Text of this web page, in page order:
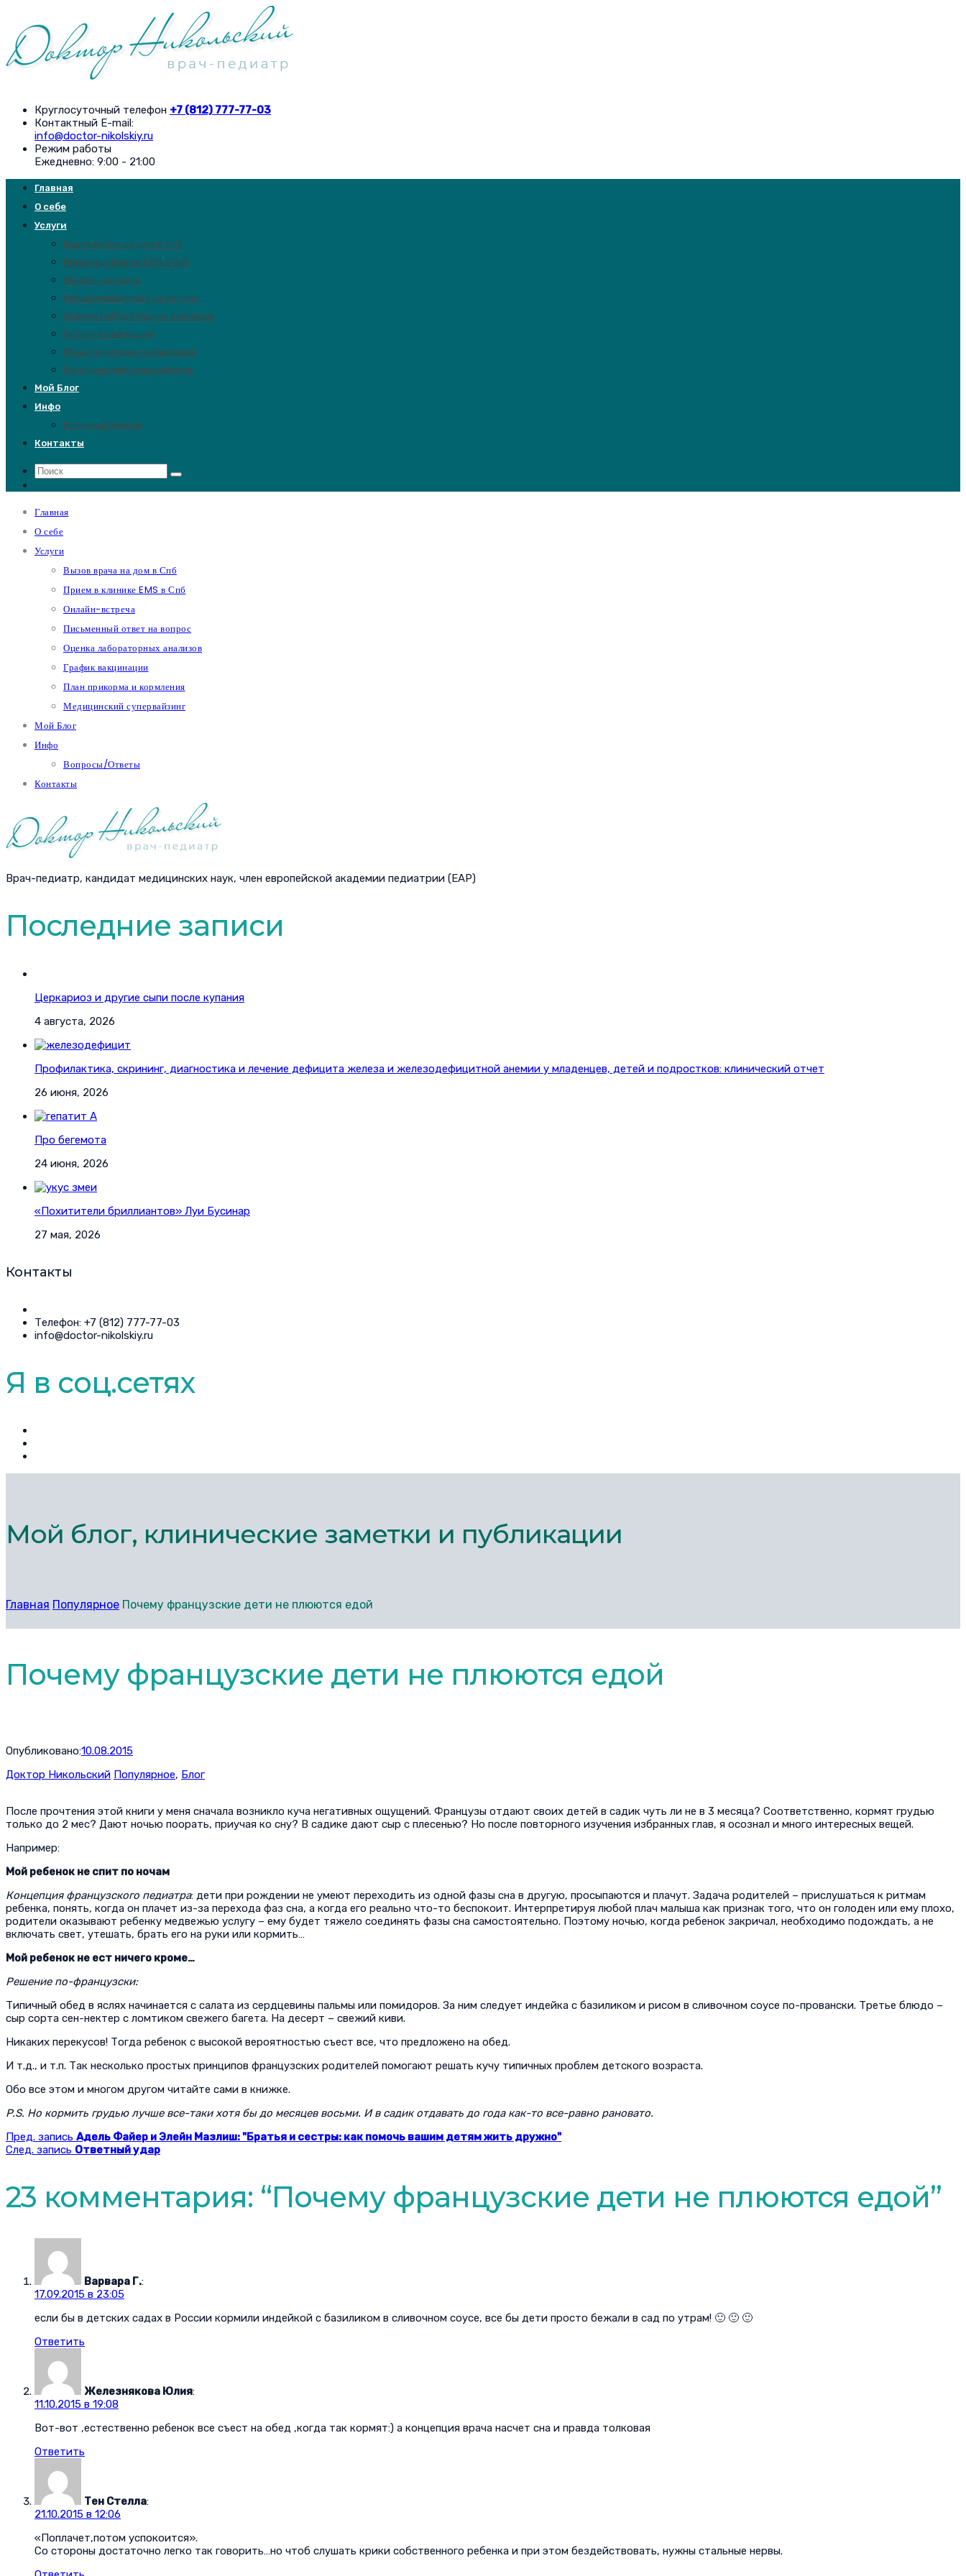
Круглосуточный телефон +7 (812) 777-77-03
Контактный E-mail:
info@doctor-nikolskiy.ru
Режим работы
Ежедневно: 9:00 - 21:00
Главная
О себе
Услуги
Вызов врача на дом в Спб
Прием в клинике EMS в Спб
Онлайн-встреча
Письменный ответ на вопрос
Оценка лабораторных анализов
График вакцинации
План прикорма и кормления
Медицинский супервайзинг
Мой Блог
Инфо
Вопросы/Ответы
Контакты
Главная
О себе
Услуги
Вызов врача на дом в Спб
Прием в клинике EMS в Спб
Онлайн-встреча
Письменный ответ на вопрос
Оценка лабораторных анализов
График вакцинации
План прикорма и кормления
Медицинский супервайзинг
Мой Блог
Инфо
Вопросы/Ответы
Контакты
Врач-педиатр, кандидат медицинских наук, член европейской академии педиатрии (EAP)
Последние записи
Церкариоз и другие сыпи после купания
4 августа, 2026
Профилактика, скрининг, диагностика и лечение дефицита железа и железодефицитной анемии у младенцев, детей и подростков: клинический отчет
26 июня, 2026
Про бегемота
24 июня, 2026
«Похитители бриллиантов» Луи Бусинар
27 мая, 2026
Контакты
Телефон: +7 (812) 777-77-03
info@doctor-nikolskiy.ru
Я в соц.сетях
Мой блог, клинические заметки и публикации
Главная Популярное Почему французские дети не плюются едой
Почему французские дети не плюются едой
Опубликовано:10.08.2015
Доктор Никольский Популярное, Блог
После прочтения этой книги у меня сначала возникло куча негативных ощущений. Французы отдают своих детей в садик чуть ли не в 3 месяца? Соответственно, кормят грудью
только до 2 мес? Дают ночью поорать, приучая ко сну? В садике дают сыр с плесенью? Но после повторного изучения избранных глав, я осознал и много интересных вещей.
Например:
Мой ребенок не спит по ночам
Концепция французского педиатра: дети при рождении не умеют переходить из одной фазы сна в другую, просыпаются и плачут. Задача родителей – прислушаться к ритмам
ребенка, понять, когда он плачет из-за перехода фаз сна, а когда его реально что-то беспокоит. Интерпретируя любой плач малыша как признак того, что он голоден или ему плохо,
родители оказывают ребенку медвежью услугу – ему будет тяжело соединять фазы сна самостоятельно. Поэтому ночью, когда ребенок закричал, необходимо подождать, а не
включать свет, утешать, брать его на руки или кормить…
Мой ребенок не ест ничего кроме…
Решение по-французски:
Типичный обед в яслях начинается с салата из сердцевины пальмы или помидоров. За ним следует индейка с базиликом и рисом в сливочном соусе по-провански. Третье блюдо –
сыр сорта сен-нектер с ломтиком свежего багета. На десерт – свежий киви.
Никаких перекусов! Тогда ребенок с высокой вероятностью съест все, что предложено на обед.
И т.д., и т.п. Так несколько простых принципов французских родителей помогают решать кучу типичных проблем детского возраста.
Обо все этом и многом другом читайте сами в книжке.
P.S. Но кормить грудью лучше все-таки хотя бы до месяцев восьми. И в садик отдавать до года как-то все-равно рановато.
Пред. запись Адель Файер и Элейн Мазлиш: "Братья и сестры: как помочь вашим детям жить дружно"
След. запись Ответный удар
23 комментария: “Почему французские дети не плюются едой”
Варвара Г.:
17.09.2015 в 23:05
если бы в детских садах в России кормили индейкой с базиликом в сливочном соусе, все бы дети просто бежали в сад по утрам! 🙂 🙂 🙂
Ответить
Железнякова Юлия:
11.10.2015 в 19:08
Вот-вот ,естественно ребенок все съест на обед ,когда так кормят:) а концепция врача насчет сна и правда толковая
Ответить
Тен Стелла:
21.10.2015 в 12:06
«Поплачет,потом успокоится».
Со стороны достаточно легко так говорить…но чтоб слушать крики собственного ребенка и при этом бездействовать, нужны стальные нервы.